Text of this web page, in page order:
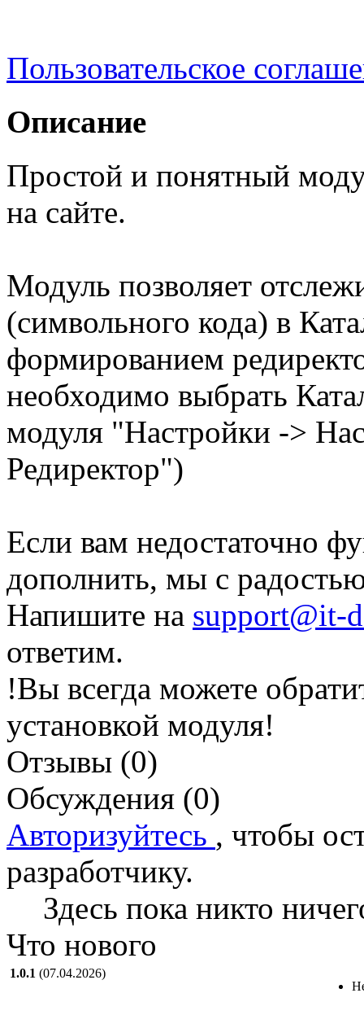
Пользовательское
Описание
Простой и понятный
на сайте.
Модуль позволяет
(символьного кода) в
формированием
необходимо выбрать
модуля "Настройки ->
Редиректор")
Если вам недостаточно
дополнить, мы с
Напишите на support@it-
ответим.
!Вы всегда можете
установкой модуля!
Отзывы (0)
Обсуждения (0)
Авторизуйтесь , чтобы
разработчику.
Здесь пока никто
Что нового
1.0.1 (07.04.2026)